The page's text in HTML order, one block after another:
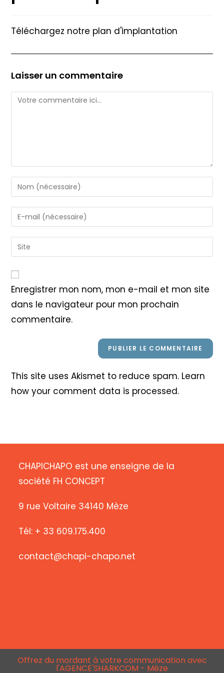
Téléchargez notre plan d'implantation
Laisser un commentaire
Comment
Enter
your
name
or
to
comment
Enter
your
email
address
Saisir
l’URL
votre
site
(facultatif)
Enregistrer mon nom, mon e-mail et mon site
dans le navigateur pour mon prochain
commentaire.
This site uses Akismet to reduce spam. Learn
how your comment data is processed.
CHAPICHAPO est une enseigne de la
société FH CONCEPT
9 rue Voltaire 34140 Mèze
Tél: + 33 609.175.400
contact@chapi-chapo.net
Offrez du mordant à votre communication avec
l'AGENCE'SHARKCOM - Mèze